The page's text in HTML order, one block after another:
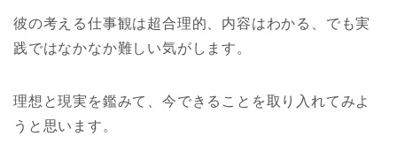
彼の考える仕事観は超合理的、内容はわかる、でも実
践ではなかなか難しい気がします。
理想と現実を鑑みて、今できることを取り入れてみよ
うと思います。